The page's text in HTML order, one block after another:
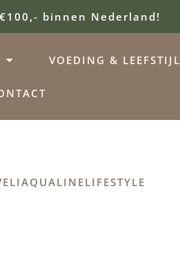
binnen Nederland!
VOEDING & LEEFSTIJL
AQUALINELIFESTYLE